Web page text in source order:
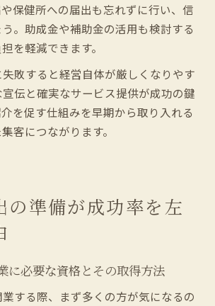
保健所への届出も忘れずに行い、信
。助成金や補助金の活用も検討する
を軽減できます。
敗すると経営自体が厳しくなりやす
伝と確実なサービス提供が成功の鍵
を促す仕組みを早期から取り入れる
客につながります。
の準備が成功率を左
に必要な資格とその取得方法
する際、まず多くの方が気になるの